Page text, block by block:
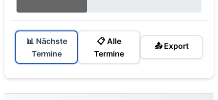
📊 Nächste
Termine
📋 Alle
Termine
📤 Export